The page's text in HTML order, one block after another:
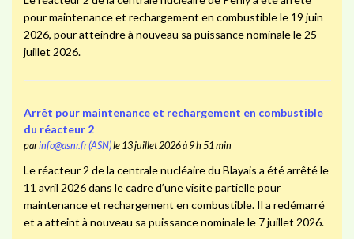
pour maintenance et rechargement en combustible le 19 juin
2026, pour atteindre à nouveau sa puissance nominale le 25
juillet 2026.
Arrêt pour maintenance et rechargement en combustible
du réacteur 2
parinfo@asnr.fr (ASN)le 13 juillet 2026 à 9 h 51 min
Le réacteur 2 de la centrale nucléaire du Blayais a été arrêté le
11 avril 2026 dans le cadre d’une visite partielle pour
maintenance et rechargement en combustible. Il a redémarré
et a atteint à nouveau sa puissance nominale le 7 juillet 2026.